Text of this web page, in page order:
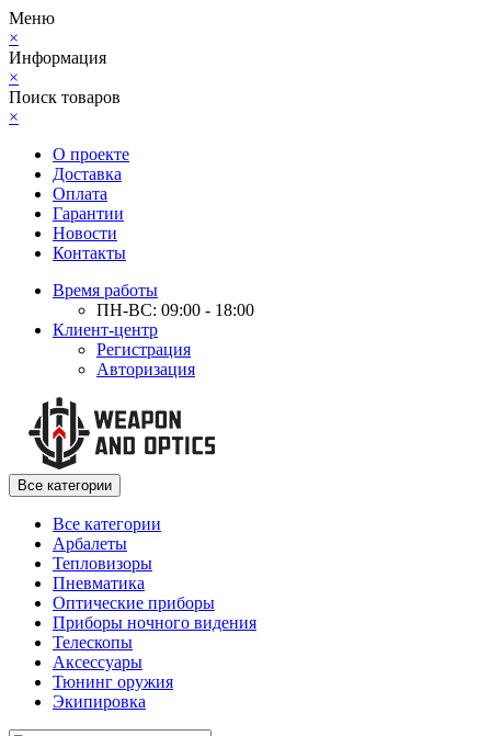
Меню
×
Информация
×
Поиск товаров
×
О проекте
Доставка
Оплата
Гарантии
Новости
Контакты
Время работы
ПН-ВС: 09:00 - 18:00
Клиент-центр
Регистрация
Авторизация
Все категории
Все категории
Арбалеты
Тепловизоры
Пневматика
Оптические приборы
Приборы ночного видения
Телескопы
Аксессуары
Тюнинг оружия
Экипировка